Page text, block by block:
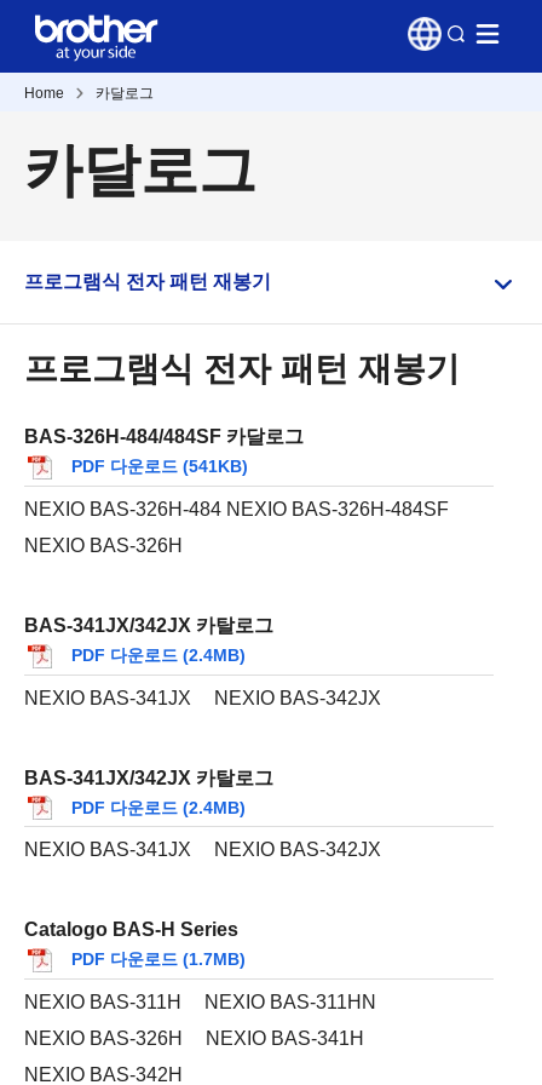
Home 카달로그
카달로그
프로그램식 전자 패턴 재봉기
프로그램식 전자 패턴 재봉기
BAS-326H-484/484SF 카달로그
PDF 다운로드 (541KB)
NEXIO BAS-326H-484 NEXIO BAS-326H-484SF
NEXIO BAS-326H
BAS-341JX/342JX 카탈로그
PDF 다운로드 (2.4MB)
NEXIO BAS-341JX NEXIO BAS-342JX
BAS-341JX/342JX 카탈로그
PDF 다운로드 (2.4MB)
NEXIO BAS-341JX NEXIO BAS-342JX
Catalogo BAS-H Series
PDF 다운로드 (1.7MB)
NEXIO BAS-311H
NEXIO BAS-311HN
NEXIO BAS-326H
NEXIO BAS-341H
NEXIO BAS-342H